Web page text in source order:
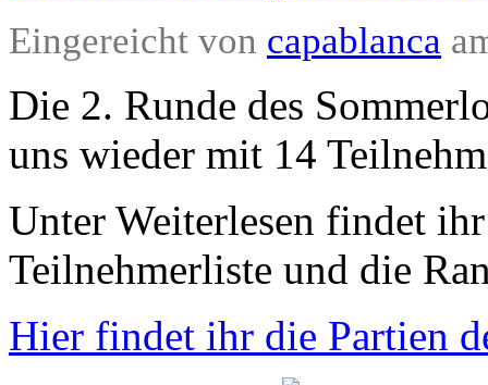
Eingereicht von capablanca
Die 2. Runde des
uns wieder mit 14
Unter Weiterlesen findet
Teilnehmerliste und die
Hier findet ihr die Partien